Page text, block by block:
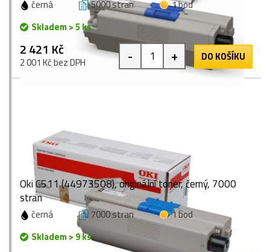
černá 5000 stran
1 bod
Skladem > 5 ks
2 421 Kč
2 001 Kč bez DPH - + DO KOŠÍKU
Oki C511 (44973508), originální toner, černý, 7000
stran
černá 7000 stran
1 bod
Skladem > 9 ks